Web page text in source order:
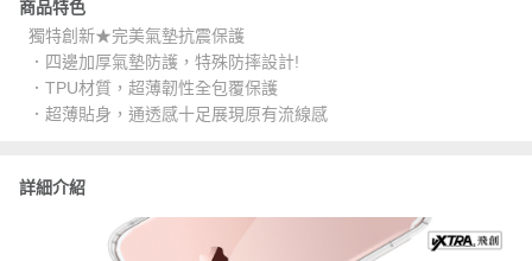
商品特色
獨特創新★完美氣墊抗震保護
．四邊加厚氣墊防護，特殊防摔設計!
．TPU材質，超薄韌性全包覆保護
．超薄貼身，通透感十足展現原有流線感
詳細介紹